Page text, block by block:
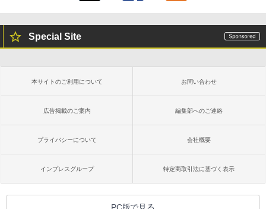
Special Site
本サイトのご利用について お問い合わせ
広告掲載のご案内 編集部へのご連絡
プライバシーについて 会社概要
インプレスグループ 特定商取引法に基づく表示